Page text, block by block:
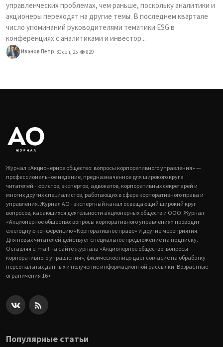
управленческих проблемах, чем раньше, поскольку аналитики и
акционеры переходят на другие темы. В последнем квартале
число упоминаний руководителями тематики ESG в
конференциях с аналитиками и инвестор...
Иванов Петр 30 сен, 25 829
Журнал «Акционерное общество: вопросы корпоративного управления» —
профессиональное издание, предназначенное для широкого круга
читателей - юристов, экспертов, адвокатов, корпоративных секретарей и
многих других специалистов, работающих в сфере корпоративного права и
управления. Журнал АО - экспертный канал освещающий широкий круг
вопросов, касающихся деятельности акционерных обществ и ООО. Журнал
«Акционерное общество: вопросы корпоративного управления» проводит
ежегодную конференцию «Корпоративное право» и другие мероприятия.
Для новых читателей действует специальное предложение на подписку.
Оставляя e-mail на сайте журнала «Акционерное общество: вопросы
корпоративного управления», физическое лицо дает согласие на обработку
персональных данных и получение информационной рассылки. Возрастные
ограничения 16+
Популярные статьи